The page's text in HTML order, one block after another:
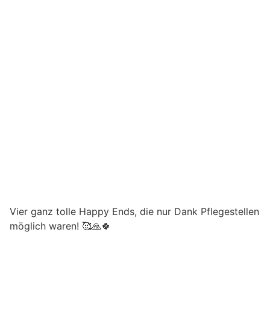
Vier ganz tolle Happy Ends, die nur Dank Pflegestellen
möglich waren! 🥰🙏🍀